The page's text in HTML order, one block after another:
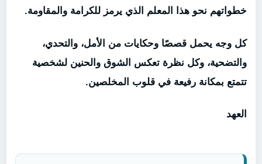
خطواتهم نحو هذا المعلم الذي يرمز للكرامة والمقاومة.
كل وجه يحمل قصصًا وحكايات من الأمل، والتحدي،
والتضحية، وكل نظرة تعكس الشوق والحنين لشخصية
تتمتع بمكانة رفيعة في قلوب المخلصين.
العهد